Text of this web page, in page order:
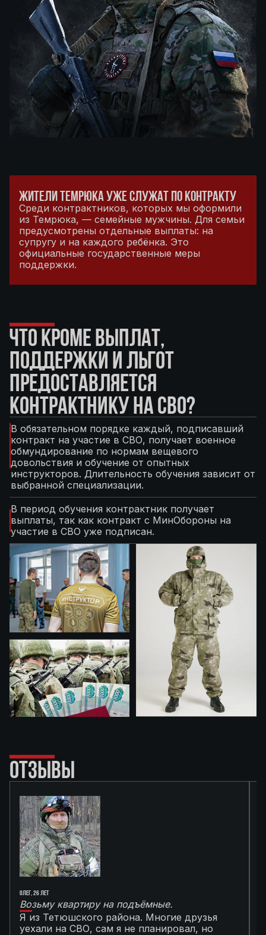
ЖИТЕЛИ ТЕМРЮКА УЖЕ СЛУЖАТ ПО КОНТРАКТУ
Среди контрактников, которых мы оформили
из Темрюка, — семейные мужчины. Для семьи
предусмотрены отдельные выплаты: на
супругу и на каждого ребёнка. Это
официальные государственные меры
поддержки.
ЧТО КРОМЕ ВЫПЛАТ,
ПОДДЕРЖКИ И ЛЬГОТ
ПРЕДОСТАВЛЯЕТСЯ
КОНТРАКТНИКУ НА СВО?
В обязательном порядке каждый, подписавший
контракт на участие в СВО, получает военное
обмундирование по нормам вещевого
довольствия и обучение от опытных
инструкторов. Длительность обучения зависит от
выбранной специализации.
В период обучения контрактник получает
выплаты, так как контракт с МинОбороны на
участие в СВО уже подписан.
ОТЗЫВЫ
Олег, 26 лет
Возьму квартиру на подъёмные.
Я из Тетюшского района. Многие друзья
уехали на СВО, сам я не планировал, но